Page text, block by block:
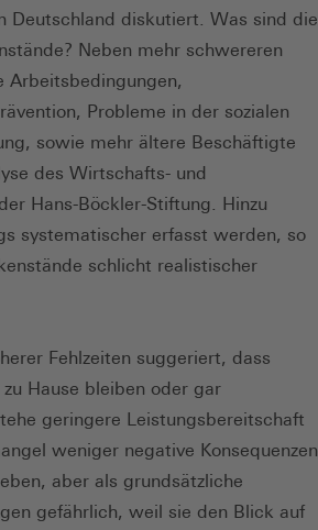
Deutschland diskutiert. Was sind die
Neben mehr schwereren
Arbeitsbedingungen,
Probleme in der sozialen
sowie mehr ältere Beschäftigte
des Wirtschafts- und
Hans-Böckler-Stiftung. Hinzu
systematischer erfasst werden, so
schlicht realistischer
Fehlzeiten suggeriert, dass
Hause bleiben oder gar
geringere Leistungsbereitschaft
weniger negative Konsequenzen
aber als grundsätzliche
gefährlich, weil sie den Blick auf